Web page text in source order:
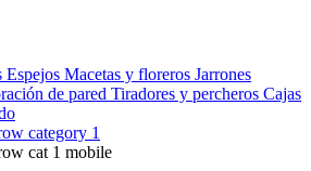
Espejos Macetas y floreros Jarrones
de pared Tiradores y percheros Cajas